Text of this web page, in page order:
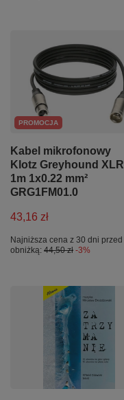
PROMOCJA
Kabel mikrofonowy
Klotz Greyhound XLR
1m 1x0.22 mm²
GRG1FM01.0
43,16 zł
Najniższa cena z 30 dni przed
obniżką: 44,50 zł -3%